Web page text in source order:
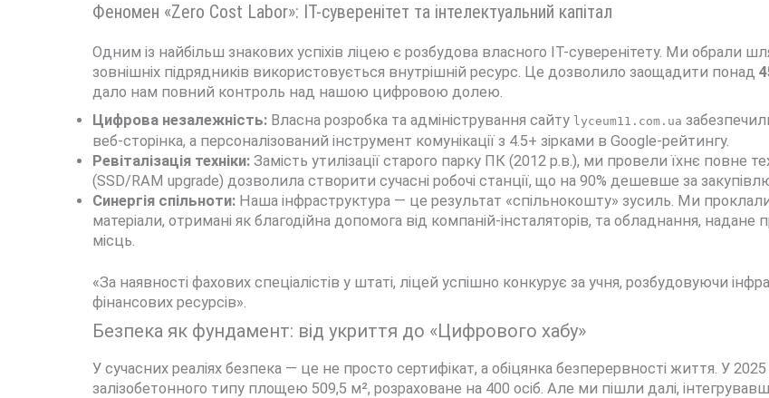
Феномен «Zero Cost Labor»: ІТ-суверенітет та інтелектуальний капітал
Одним із найбільш знакових успіхів ліцею є розбудова власного ІТ-суверенітету. Ми обрали
зовнішніх підрядників використовується внутрішній ресурс. Це дозволило заощадити понад
дало нам повний контроль над нашою цифровою долею.
Цифрова незалежність: Власна розробка та адміністрування сайту lyceum11.com.ua
веб-сторінка, а персоналізований інструмент комунікації з 4.5+ зірками в Google-рейтингу.
Ревіталізація техніки: Замість утилізації старого парку ПК (2012 р.в.), ми провели їхнє повне
(SSD/RAM upgrade) дозволила створити сучасні робочі станції, що на 90% дешевше за
Синергія спільноти: Наша інфраструктура — це результат «спільнокошту» зусиль. Ми
матеріали, отримані як благодійна допомога від компаній-інсталяторів, та обладнання,
місць.
«За наявності фахових спеціалістів у штаті, ліцей успішно конкурує за учня, розбудовуючи
фінансових ресурсів».
Безпека як фундамент: від укриття до «Цифрового хабу»
У сучасних реаліях безпека — це не просто сертифікат, а обіцянка безперервності життя. У
залізобетонного типу площею 509,5 м², розраховане на 400 осіб. Але ми пішли далі,